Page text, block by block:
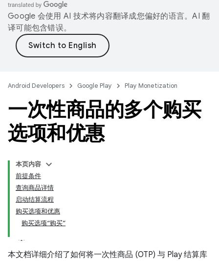
Google 会使用 AI 技术将内容翻译成您偏好的语言。AI 翻
译可能包含错误。
Android Developers Google Play Play Monetization
一次性商品的多个购买
选项和优惠
本页内容
前提条件
查询商品详情
启动结算流程
购买选项和优惠
购买选项“购买”
本文档详细介绍了如何将一次性商品 (OTP) 与 Play 结算库